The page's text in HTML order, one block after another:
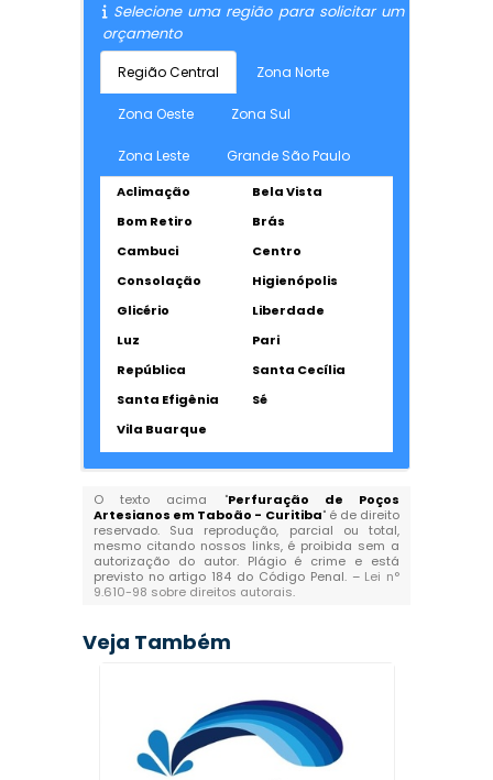
Selecione uma região para solicitar um
orçamento
Região Central Zona Norte
Zona Oeste Zona Sul
Zona Leste Grande São Paulo
Aclimação
Bela Vista
Bom Retiro
Brás
Cambuci
Centro
Consolação
Higienópolis
Glicério
Liberdade
Luz
Pari
República
Santa Cecília
Santa Efigênia
Sé
Vila Buarque
O texto acima "Perfuração de Poços
Artesianos em Taboão - Curitiba" é de direito
reservado. Sua reprodução, parcial ou total,
mesmo citando nossos links, é proibida sem a
autorização do autor. Plágio é crime e está
previsto no artigo 184 do Código Penal. – Lei n°
9.610-98 sobre direitos autorais.
Veja Também